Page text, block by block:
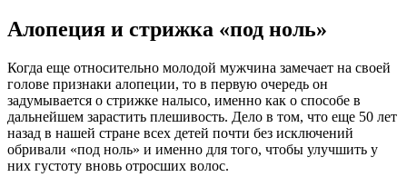
Алопеция и стрижка «под ноль»
Когда еще относительно молодой мужчина замечает на своей
голове признаки алопеции, то в первую очередь он
задумывается о стрижке налысо, именно как о способе в
дальнейшем зарастить плешивость. Дело в том, что еще 50 лет
назад в нашей стране всех детей почти без исключений
обривали «под ноль» и именно для того, чтобы улучшить у
них густоту вновь отросших волос.